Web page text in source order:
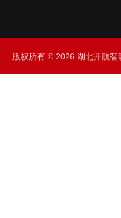
版权所有 © 2026 湖北开航